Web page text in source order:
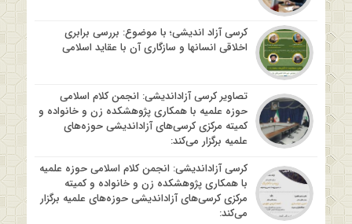
کرسی آزاد اندیشی؛ با موضوع: بررسی برابری
اخلاقی انسانها و سازگاری آن با عقاید اسلامی
تصاویر کرسی آزاداندیشی: انجمن کلام اسلامی
حوزه علمیه با همکاری پژوهشکده زن و خانواده و
کمیته مرکزی کرسی‌های آزاداندیشی حوزه‌های
علمیه برگزار می‌کند:
کرسی آزاداندیشی: انجمن کلام اسلامی حوزه علمیه
با همکاری پژوهشکده زن و خانواده و کمیته
مرکزی کرسی‌های آزاداندیشی حوزه‌های علمیه برگزار
می‌کند: